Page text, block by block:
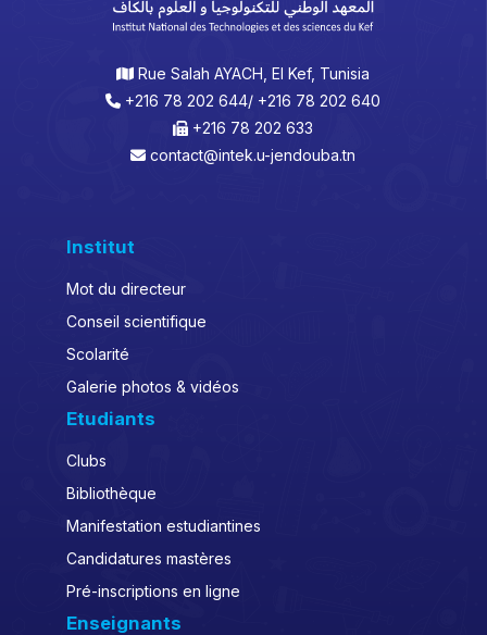
Rue Salah AYACH, El Kef, Tunisia
+216 78 202 644/ +216 78 202 640
+216 78 202 633
contact@intek.u-jendouba.tn
Institut
Mot du directeur
Conseil scientifique
Scolarité
Galerie photos & vidéos
Etudiants
Clubs
Bibliothèque
Manifestation estudiantines
Candidatures mastères
Pré-inscriptions en ligne
Enseignants